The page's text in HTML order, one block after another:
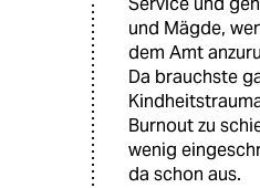
und Mägde,
dem Amt
Da brauchste
Burnout zu
wenig
da schon aus.